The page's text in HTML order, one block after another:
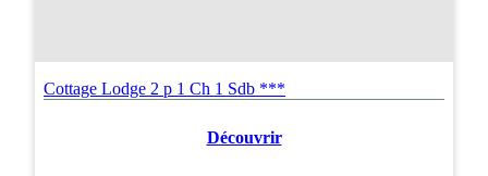
Cottage Lodge 2 p 1 Ch 1 Sdb ***
Découvrir